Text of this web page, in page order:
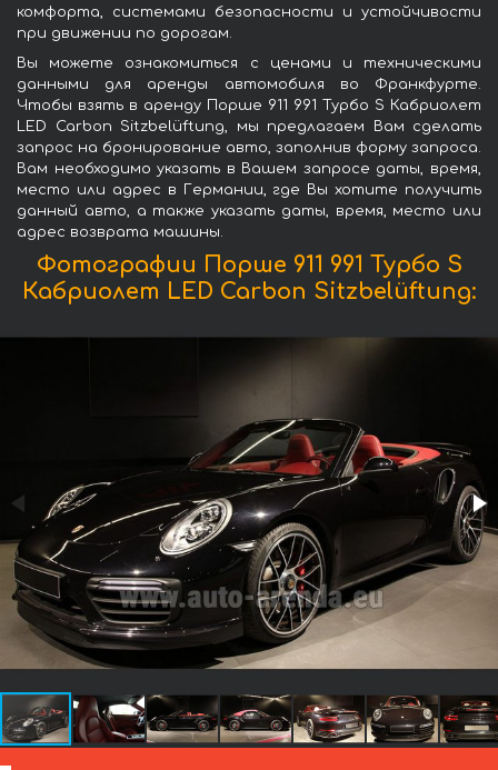
комфорта, системами безопасности и устойчивости
при движении по дорогам.
Вы можете ознакомиться с ценами и техническими
данными для аренды автомобиля во Франкфурте.
Чтобы взять в аренду Порше 911 991 Турбо S Кабриолет
LED Carbon Sitzbelüftung, мы предлагаем Вам сделать
запрос на бронирование авто, заполнив форму запроса.
Вам необходимо указать в Вашем запросе даты, время,
место или адрес в Германии, где Вы хотите получить
данный авто, а также указать даты, время, место или
адрес возврата машины.
Фотографии Порше 911 991 Турбо S
Кабриолет LED Carbon Sitzbelüftung: